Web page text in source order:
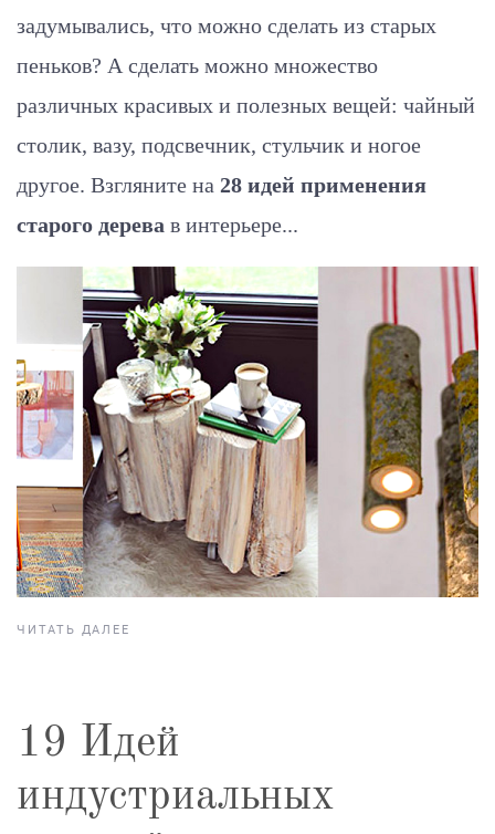
задумывались, что можно сделать из старых
пеньков? А сделать можно множество
различных красивых и полезных вещей: чайный
столик, вазу, подсвечник, стульчик и ногое
другое. Взгляните на 28 идей применения
старого дерева в интерьере...
ЧИТАТЬ ДАЛЕЕ
19 Идей
индустриальных